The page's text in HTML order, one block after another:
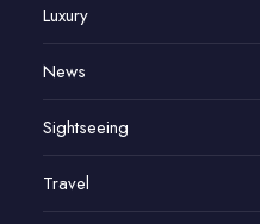
Luxury
News
Sightseeing
Travel